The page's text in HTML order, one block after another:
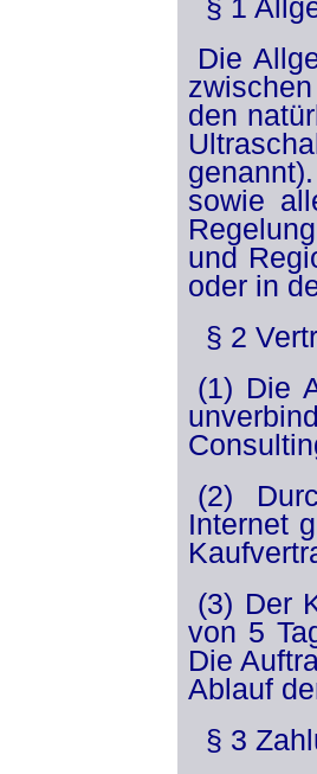
§ 1
Die
den
sowie
und
oder in
§ 2
(1) Die
(2)
Internet
(3) Der
von 5
Die
Ablauf
§ 3